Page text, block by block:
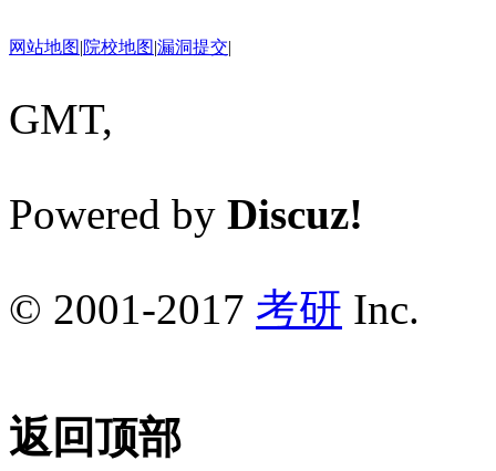
网站地图|院校地图|漏洞提交|
GMT,
Powered by Discuz!
© 2001-2017 考研 Inc.
返回顶部